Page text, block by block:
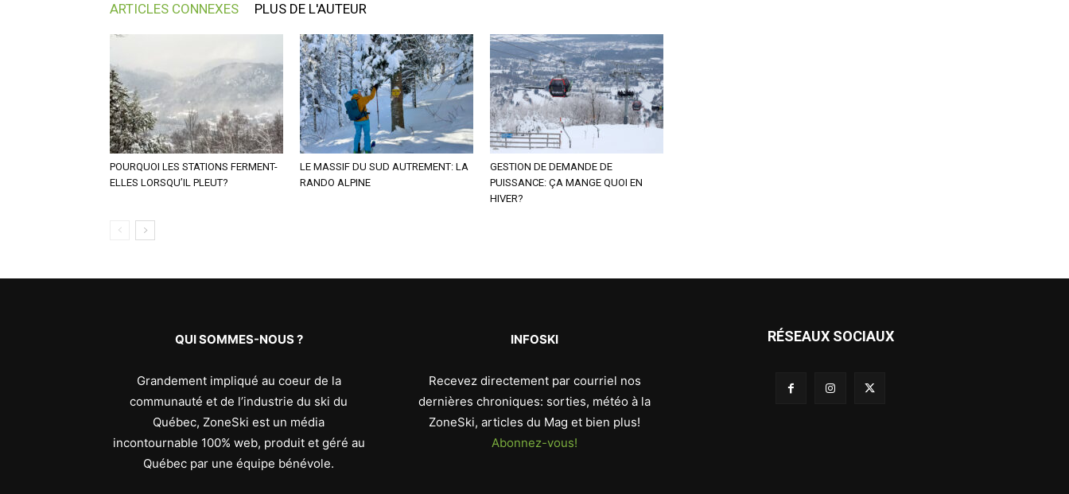
ARTICLES CONNEXES PLUS DE L'AUTEUR
POURQUOI LES STATIONS FERMENT-
ELLES LORSQU’IL PLEUT?
LE MASSIF DU SUD AUTREMENT: LA
RANDO ALPINE
GESTION DE DEMANDE DE
PUISSANCE: ÇA MANGE QUOI EN
HIVER?
QUI SOMMES-NOUS ?
Grandement impliqué au coeur de la
communauté et de l’industrie du ski du
Québec, ZoneSki est un média
incontournable 100% web, produit et géré au
Québec par une équipe bénévole.
INFOSKI
Recevez directement par courriel nos
dernières chroniques: sorties, météo à la
ZoneSki, articles du Mag et bien plus!
Abonnez-vous!
RÉSEAUX SOCIAUX